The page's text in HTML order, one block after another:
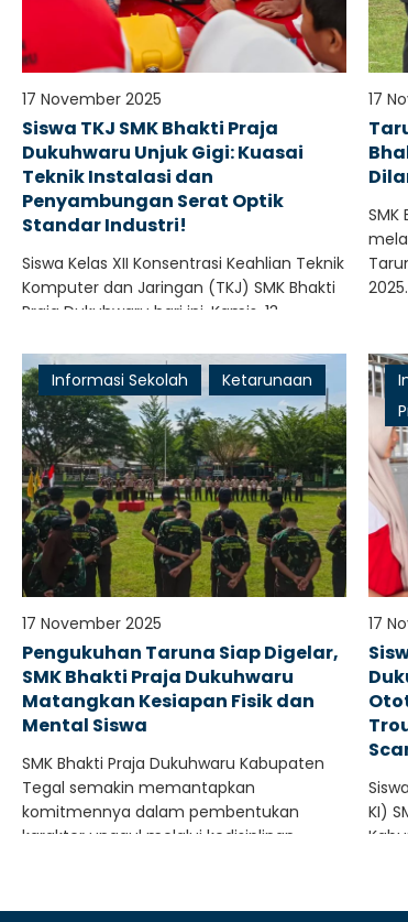
17 November 2025
Siswa TKJ SMK Bhakti Praja
Dukuhwaru Unjuk Gigi: Kuasai
Teknik Instalasi dan
Penyambungan Serat Optik
Standar Industri!
Siswa Kelas XII Konsentrasi Keahlian Teknik
Komputer dan Jaringan (TKJ) SMK Bhakti
Praja Dukuhwaru hari ini, Kamis, 13
17
SMK
Informasi Sekolah Ketarunaan
17 November 2025
Pengukuhan Taruna Siap Digelar,
SMK Bhakti Praja Dukuhwaru
Matangkan Kesiapan Fisik dan
Mental Siswa
SMK Bhakti Praja Dukuhwaru Kabupaten
Tegal semakin memantapkan
komitmennya dalam pembentukan
karakter unggul melalui kedisiplinan.
17
KI)